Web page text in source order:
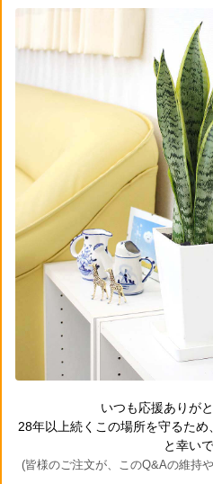
いつも応援ありが
28年以上続くこの場所を守るた
と幸いで
(皆様のご注文が、このQ&Aの維持